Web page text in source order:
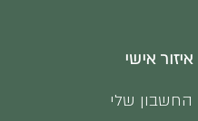
איזור אישי
החשבון שלי